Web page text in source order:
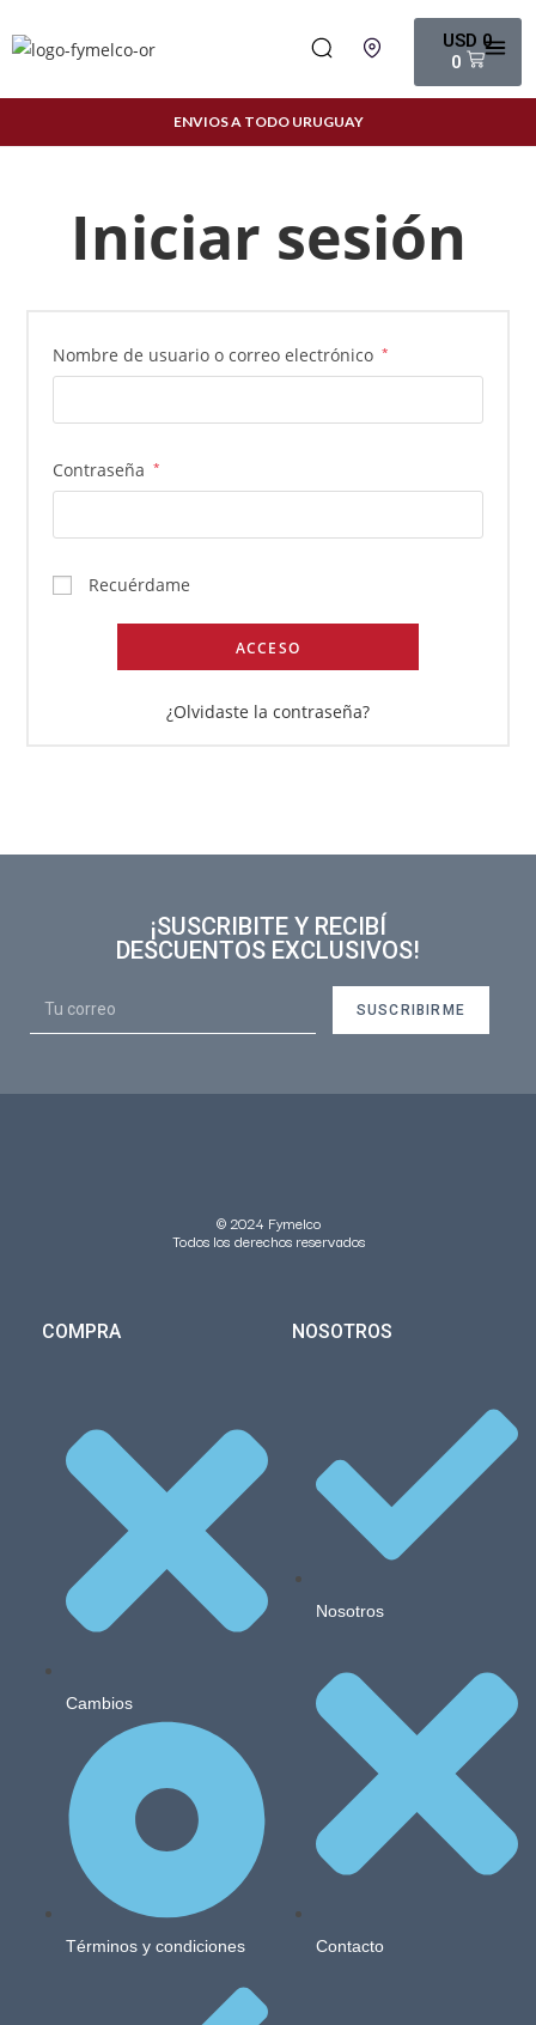
USD 0
0
ENVIOS A TODO URUGUAY
Iniciar sesión
Nombre de usuario o correo electrónico *
Contraseña *
Recuérdame
ACCESO
¿Olvidaste la contraseña?
¡SUSCRIBITE Y RECIBÍ
DESCUENTOS EXCLUSIVOS!
SUSCRIBIRME
© 2024 Fymelco
Todos los derechos reservados
COMPRA
Cambios
Términos y condiciones
NOSOTROS
Nosotros
Contacto